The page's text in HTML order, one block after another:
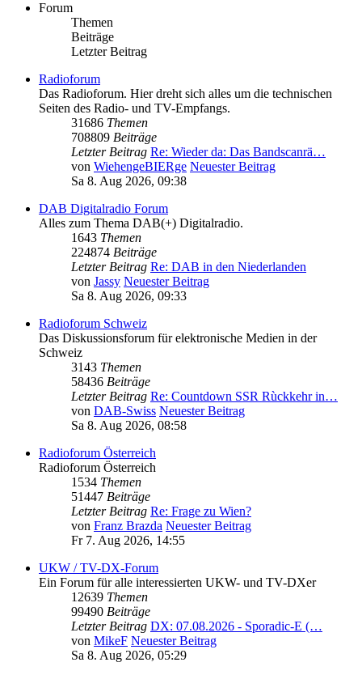
Forum
Themen
Beiträge
Letzter Beitrag
Radioforum
Das Radioforum. Hier dreht sich alles um die technischen
Seiten des Radio- und TV-Empfangs.
31686 Themen
708809 Beiträge
Letzter Beitrag Re: Wieder da: Das Bandscanrä…
von WiehengeBIERge Neuester Beitrag
Sa 8. Aug 2026, 09:38
DAB Digitalradio Forum
Alles zum Thema DAB(+) Digitalradio.
1643 Themen
224874 Beiträge
Letzter Beitrag Re: DAB in den Niederlanden
von Jassy Neuester Beitrag
Sa 8. Aug 2026, 09:33
Radioforum Schweiz
Das Diskussionsforum für elektronische Medien in der
Schweiz
3143 Themen
58436 Beiträge
Letzter Beitrag Re: Countdown SSR Rùckkehr in…
von DAB-Swiss Neuester Beitrag
Sa 8. Aug 2026, 08:58
Radioforum Österreich
Radioforum Österreich
1534 Themen
51447 Beiträge
Letzter Beitrag Re: Frage zu Wien?
von Franz Brazda Neuester Beitrag
Fr 7. Aug 2026, 14:55
UKW / TV-DX-Forum
Ein Forum für alle interessierten UKW- und TV-DXer
12639 Themen
99490 Beiträge
Letzter Beitrag DX: 07.08.2026 - Sporadic-E (…
von MikeF Neuester Beitrag
Sa 8. Aug 2026, 05:29